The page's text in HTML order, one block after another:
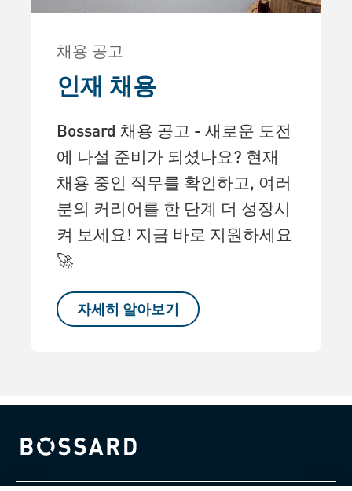
채용 공고
인재 채용
Bossard 채용 공고 - 새로운 도전
에 나설 준비가 되셨나요? 현재
채용 중인 직무를 확인하고, 여러
분의 커리어를 한 단계 더 성장시
켜 보세요! 지금 바로 지원하세요
🚀
자세히 알아보기
Bossard homepage